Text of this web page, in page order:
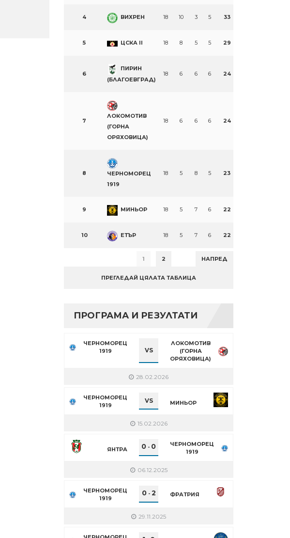
4 ВИХРЕН 18 10 3 5 33
5 ЦСКА II 18 8 5 5 29
6
ПИРИН
(БЛАГОЕВГРАД)
18 6 6 6 24
7
ЛОКОМОТИВ
(ГОРНА
ОРЯХОВИЦА)
18 6 6 6 24
8
ЧЕРНОМОРЕЦ
1919
18 5 8 5 23
9 МИНЬОР 18 5 7 6 22
10 ЕТЪР 18 5 7 6 22
1 2 НАПРЕД
ПРЕГЛЕДАЙ ЦЯЛАТА ТАБЛИЦА
ПРОГРАМА И РЕЗУЛТАТИ
ЧЕРНОМОРЕЦ
1919
VS
ЛОКОМОТИВ
(ГОРНА
ОРЯХОВИЦА)
28.02.2026
ЧЕРНОМОРЕЦ
1919
VS МИНЬОР
15.02.2026
ЯНТРА 0 - 0
ЧЕРНОМОРЕЦ
1919
06.12.2025
ЧЕРНОМОРЕЦ
1919
0- 2 ФРАТРИЯ
29.11.2025